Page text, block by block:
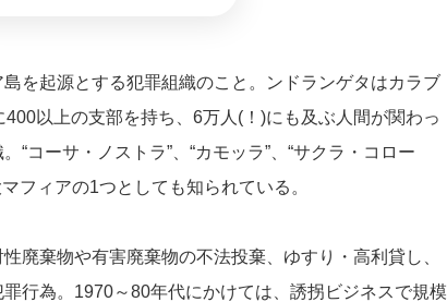
を起源とする犯罪組織のこと。ンドランゲタはカラブ
以上の支部を持ち、6万人(！)にも及ぶ人間が関わっ
“コーサ・ノストラ”、“カモッラ”、“サクラ・コロー
フィアの1つとしても知られている。
廃棄物や有害廃棄物の不法投棄、ゆすり・高利貸し、
行為。1970～80年代にかけては、誘拐ビジネスで規模